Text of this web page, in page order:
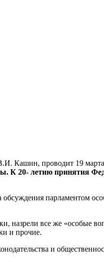
Кашин, проводит 19
К 20- летию принятия
парламентом
назрели все же «особые
и прочие.
и